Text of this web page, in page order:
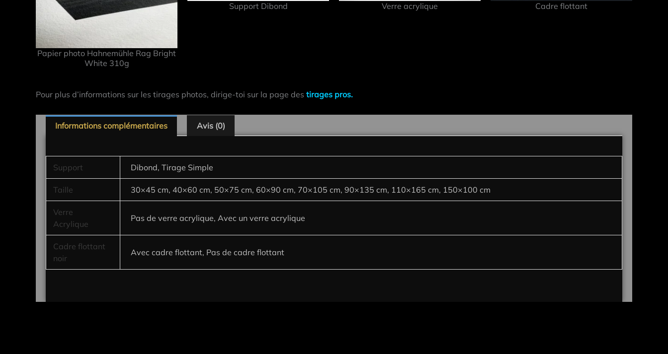
Papier photo Hahnemühle Rag Bright
White 310g
Support Dibond Verre acrylique Cadre flottant
Pour plus d’informations sur les tirages photos, dirige-toi sur la page des tirages pros.
Informations complémentaires Avis (0)
Support Dibond, Tirage Simple
Taille 30×45 cm, 40×60 cm, 50×75 cm, 60×90 cm, 70×105 cm, 90×135 cm, 110×165 cm, 150×100 cm
Verre
Acrylique
Pas de verre acrylique, Avec un verre acrylique
Cadre flottant
noir
Avec cadre flottant, Pas de cadre flottant